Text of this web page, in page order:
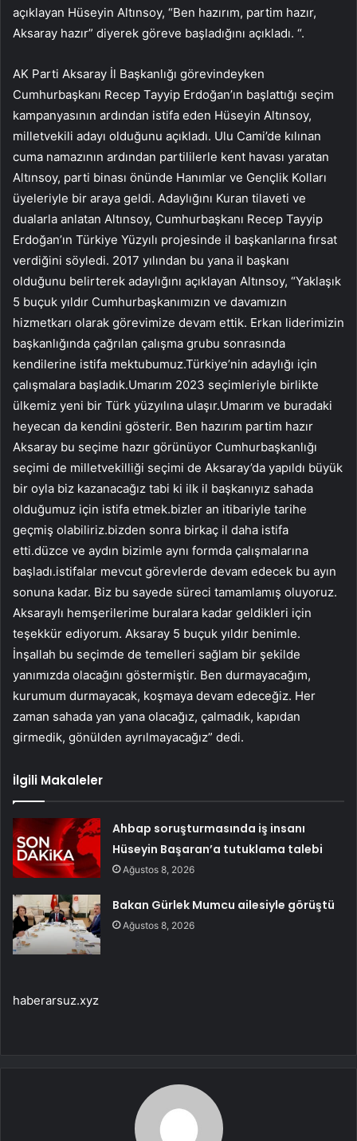
açıklayan Hüseyin Altınsoy, “Ben hazırım, partim hazır,
Aksaray hazır” diyerek göreve başladığını açıkladı. “.
AK Parti Aksaray İl Başkanlığı görevindeyken
Cumhurbaşkanı Recep Tayyip Erdoğan’ın başlattığı seçim
kampanyasının ardından istifa eden Hüseyin Altınsoy,
milletvekili adayı olduğunu açıkladı. Ulu Cami’de kılınan
cuma namazının ardından partililerle kent havası yaratan
Altınsoy, parti binası önünde Hanımlar ve Gençlik Kolları
üyeleriyle bir araya geldi. Adaylığını Kuran tilaveti ve
dualarla anlatan Altınsoy, Cumhurbaşkanı Recep Tayyip
Erdoğan’ın Türkiye Yüzyılı projesinde il başkanlarına fırsat
verdiğini söyledi. 2017 yılından bu yana il başkanı
olduğunu belirterek adaylığını açıklayan Altınsoy, “Yaklaşık
5 buçuk yıldır Cumhurbaşkanımızın ve davamızın
hizmetkarı olarak görevimize devam ettik. Erkan liderimizin
başkanlığında çağrılan çalışma grubu sonrasında
kendilerine istifa mektubumuz.Türkiye’nin adaylığı için
çalışmalara başladık.Umarım 2023 seçimleriyle birlikte
ülkemiz yeni bir Türk yüzyılına ulaşır.Umarım ve buradaki
heyecan da kendini gösterir. Ben hazırım partim hazır
Aksaray bu seçime hazır görünüyor Cumhurbaşkanlığı
seçimi de milletvekilliği seçimi de Aksaray’da yapıldı büyük
bir oyla biz kazanacağız tabi ki ilk il başkanıyız sahada
olduğumuz için istifa etmek.bizler an itibariyle tarihe
geçmiş olabiliriz.bizden sonra birkaç il daha istifa
etti.düzce ve aydın bizimle aynı formda çalışmalarına
başladı.istifalar mevcut görevlerde devam edecek bu ayın
sonuna kadar. Biz bu sayede süreci tamamlamış oluyoruz.
Aksaraylı hemşerilerime buralara kadar geldikleri için
teşekkür ediyorum. Aksaray 5 buçuk yıldır benimle.
İnşallah bu seçimde de temelleri sağlam bir şekilde
yanımızda olacağını göstermiştir. Ben durmayacağım,
kurumum durmayacak, koşmaya devam edeceğiz. Her
zaman sahada yan yana olacağız, çalmadık, kapıdan
girmedik, gönülden ayrılmayacağız” dedi.
İlgili Makaleler
Ahbap soruşturmasında iş insanı
Hüseyin Başaran’a tutuklama talebi
Ağustos 8, 2026
Bakan Gürlek Mumcu ailesiyle görüştü
Ağustos 8, 2026
haberarsuz.xyz